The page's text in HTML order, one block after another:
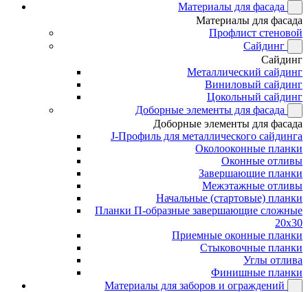
Материалы для фасада
Материалы для фасада
Профлист стеновой
Сайдинг
Сайдинг
Металлический сайдинг
Виниловый сайдинг
Цокольный сайдинг
Доборные элементы для фасада
Доборные элементы для фасада
J-Профиль для металлического сайдинга
Околооконные планки
Оконные отливы
Завершающие планки
Межэтажные отливы
Начальные (стартовые) планки
Планки П-образные завершающие сложные
20x30
Приемные оконные планки
Стыковочные планки
Углы отлива
Финишные планки
Материалы для заборов и ограждений